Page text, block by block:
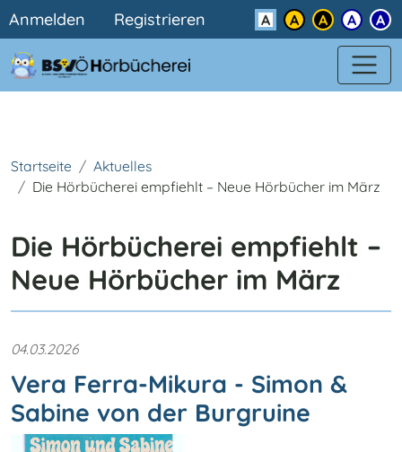
Direkt zum Inhalt
Benutzermenü
Anmelden Registrieren Kontrast
Startseite
Aktuelles
Die Hörbücherei empfiehlt – Neue Hörbücher im März
Die Hörbücherei empfiehlt –
Neue Hörbücher im März
04.03.2026
Vera Ferra-Mikura - Simon &
Sabine von der Burgruine